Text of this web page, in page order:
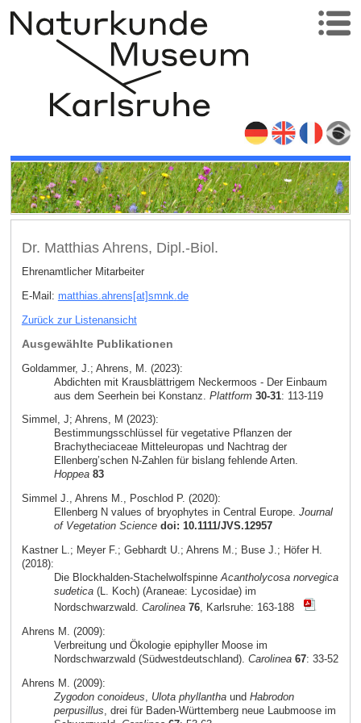
Dr. Matthias Ahrens, Dipl.-Biol.
Ehrenamtlicher Mitarbeiter
E-Mail: matthias.ahrens[at]smnk.de
Zurück zur Listenansicht
Ausgewählte Publikationen
Goldammer, J.; Ahrens, M. (2023):
Abdichten mit Krausblättrigem Neckermoos - Der Einbaum
aus dem Seerhein bei Konstanz. Plattform 30-31: 113-119
Simmel, J; Ahrens, M (2023):
Bestimmungsschlüssel für vegetative Pflanzen der
Brachytheciaceae Mitteleuropas und Nachtrag der
Ellenberg’schen N-Zahlen für bislang fehlende Arten.
Hoppea 83
Simmel J., Ahrens M., Poschlod P. (2020):
Ellenberg N values of bryophytes in Central Europe. Journal
of Vegetation Science doi: 10.1111/JVS.12957
Kastner L.; Meyer F.; Gebhardt U.; Ahrens M.; Buse J.; Höfer H.
(2018):
Die Blockhalden-StachelwolfspinneAcantholycosa norvegica
sudetica(L. Koch) (Araneae: Lycosidae) im
Nordschwarzwald. Carolinea 76, Karlsruhe: 163-188
Ahrens M. (2009):
Verbreitung und Ökologie epiphyller Moose im
Nordschwarzwald (Südwestdeutschland). Carolinea 67: 33-52
Ahrens M. (2009):
Zygodon conoideus
Ulota phyllanthaund Habrodon
perpusillus , drei für Baden-Württemberg neue Laubmoose im